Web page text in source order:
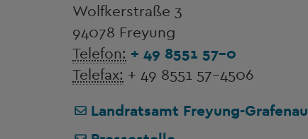
Wolfkerstraße 3
94078 Freyung
Telefon: + 49 8551 57-0
Telefax: + 49 8551 57-4506
Landratsamt Freyung-Grafenau